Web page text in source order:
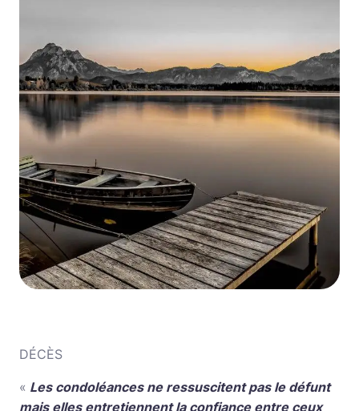
DÉCÈS
« Les condoléances ne ressuscitent pas le défunt
mais elles entretiennent la confiance entre ceux